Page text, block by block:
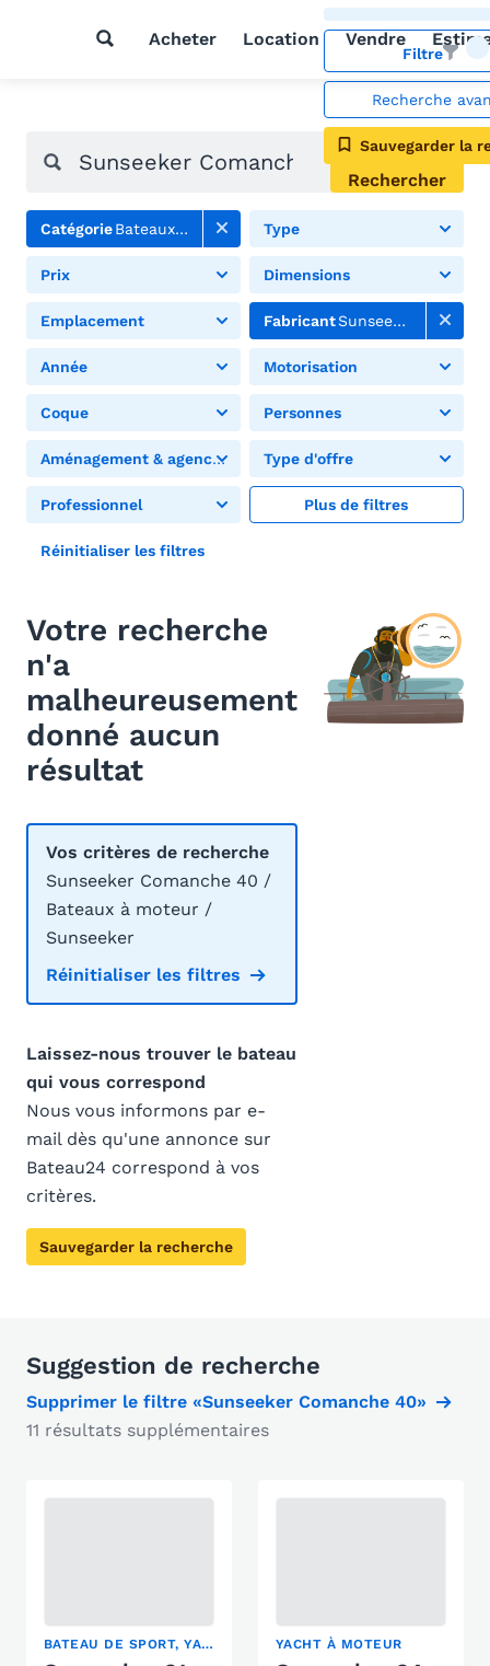
Acheter Location Vendre
Filtre
Recherche
Sauvegarder la
Rechercher
CatégorieBateaux à moteur Type
Prix Dimensions
Emplacement FabricantSunseeker
Année Motorisation
Coque Personnes
Aménagement & agencement Type d'offre
Professionnel Plus de filtres
Réinitialiser les filtres
Votre recherche
n'a
malheureusement
donné aucun
résultat
Vos critères de recherche
Sunseeker Comanche 40 /
Bateaux à moteur /
Sunseeker
Réinitialiser les filtres
Laissez-nous trouver le bateau
qui vous correspond
Nous vous informons par e-
mail dès qu'une annonce sur
Bateau24 correspond à vos
critères.
Sauvegarder la recherche
Suggestion de recherche
Supprimer le filtre «Sunseeker Comanche 40»
11 résultats supplémentaires
BATEAU DE SPORT, YACHT À MOTEUR YACHT À MOTEUR